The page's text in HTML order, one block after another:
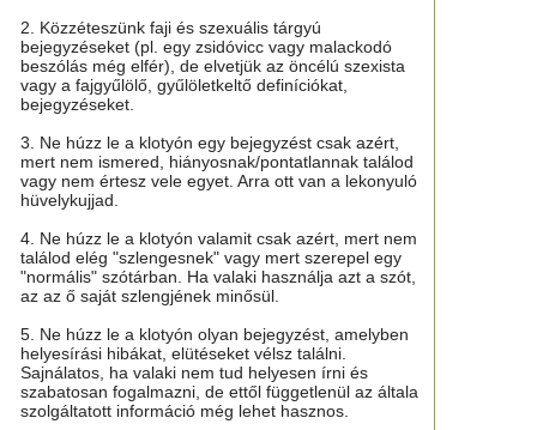
2. Közzéteszünk faji és szexuális tárgyú
bejegyzéseket (pl. egy zsidóvicc vagy malackodó
beszólás még elfér), de elvetjük az öncélú szexista
vagy a fajgyűlölő, gyűlöletkeltő definíciókat,
bejegyzéseket.
3. Ne húzz le a klotyón egy bejegyzést csak azért,
mert nem ismered, hiányosnak/pontatlannak találod
vagy nem értesz vele egyet. Arra ott van a lekonyuló
hüvelykujjad.
4. Ne húzz le a klotyón valamit csak azért, mert nem
találod elég "szlengesnek" vagy mert szerepel egy
"normális" szótárban. Ha valaki használja azt a szót,
az az ő saját szlengjének minősül.
5. Ne húzz le a klotyón olyan bejegyzést, amelyben
helyesírási hibákat, elütéseket vélsz találni.
Sajnálatos, ha valaki nem tud helyesen írni és
szabatosan fogalmazni, de ettől függetlenül az általa
szolgáltatott információ még lehet hasznos.